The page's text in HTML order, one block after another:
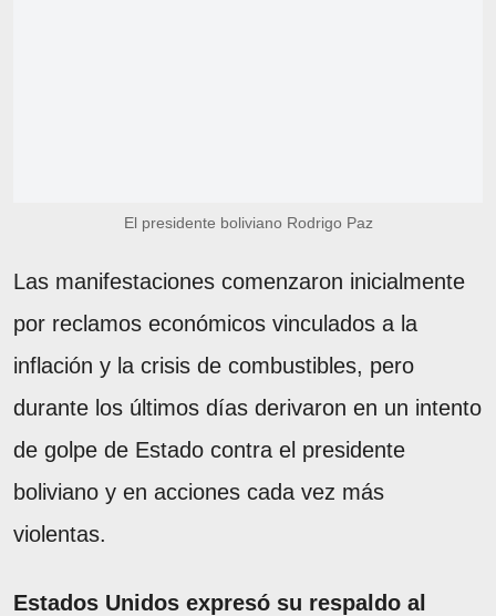
El presidente boliviano Rodrigo Paz
Las manifestaciones comenzaron inicialmente
por reclamos económicos vinculados a la
inflación y la crisis de combustibles, pero
durante los últimos días derivaron en un intento
de golpe de Estado contra el presidente
boliviano y en acciones cada vez más
violentas.
Estados Unidos expresó su respaldo al